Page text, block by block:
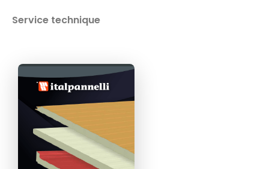
Service technique